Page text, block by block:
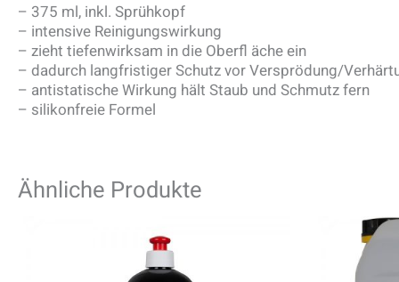
– 375 ml, inkl. Sprühkopf
– intensive Reinigungswirkung
– zieht tiefenwirksam in die Oberfl äche ein
– dadurch langfristiger Schutz vor Versprödung/
– antistatische Wirkung hält Staub und Schmutz fern
– silikonfreie Formel
Ähnliche Produkte